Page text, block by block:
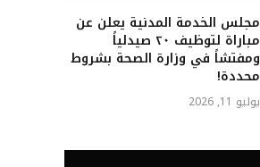
مجلس الخدمة المدنية يعلن عن
مباراة لتوظيف ٢٠ صيدلياً
ومفتشاً في وزارة الصحة بشروط
محددة!
يوليو 11, 2026